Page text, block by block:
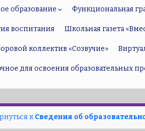
образование Функциональная
воспитания Школьная газета
коллектив «Созвучие»
для освоения
кСведения об